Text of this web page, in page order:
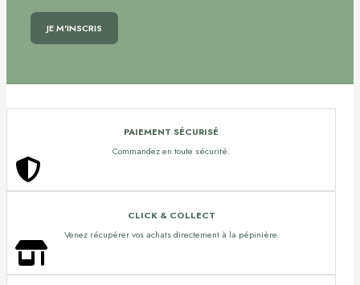
PAIEMENT SÉCURISÉ
Commandez en toute sécurité.
CLICK & COLLECT
Venez récupérer vos achats directement à la pépinière.